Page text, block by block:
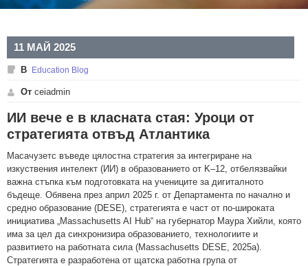
11 МАЙ 2025
В Education Blog
От ceiadmin
ИИ вече е в класната стая: Уроци от
стратегията отвъд Атлантика
Масачузетс въведе цялостна стратегия за интегриране на
изкуствения интелект (ИИ) в образованието от K–12, отбелязвайки
важна стъпка към подготовката на учениците за дигиталното
бъдеще. Обявена през април 2025 г. от Департамента по начално и
средно образование (DESE), стратегията е част от по-широката
инициатива „Massachusetts AI Hub“ на губернатор Маура Хийли, която
има за цел да синхронизира образованието, технологиите и
развитието на работната сила (Massachusetts DESE, 2025a).
Стратегията е разработена от щатска работна група от